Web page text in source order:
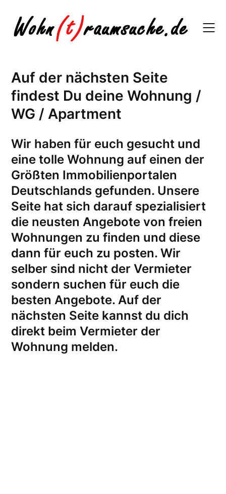
content
Auf der nächsten Seite
findest Du deine Wohnung /
WG / Apartment
Wir haben für euch gesucht und
eine tolle Wohnung auf einen der
Größten Immobilienportalen
Deutschlands gefunden. Unsere
Seite hat sich darauf spezialisiert
die neusten Angebote von freien
Wohnungen zu finden und diese
dann für euch zu posten. Wir
selber sind nicht der Vermieter
sondern suchen für euch die
besten Angebote. Auf der
nächsten Seite kannst du dich
direkt beim Vermieter der
Wohnung melden.